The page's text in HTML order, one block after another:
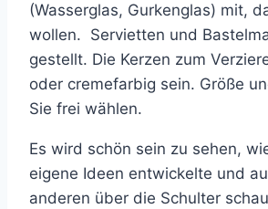
(Wasserglas, Gurkenglas) mit,
wollen. Servietten und
gestellt. Die Kerzen zum
oder cremefarbig sein. Größe
Sie frei wählen.
Es wird schön sein zu sehen,
eigene Ideen entwickelte und
anderen über die Schulter